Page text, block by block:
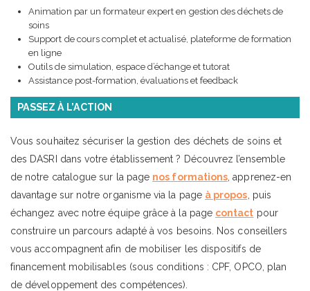
Animation par un formateur expert en gestion des déchets de
soins
Support de cours complet et actualisé, plateforme de formation
en ligne
Outils de simulation, espace d’échange et tutorat
Assistance post-formation, évaluations et feedback
PASSEZ À L’ACTION
Vous souhaitez sécuriser la gestion des déchets de soins et
des DASRI dans votre établissement ? Découvrez l’ensemble
de notre catalogue sur la page nos formations , apprenez-en
davantage sur notre organisme via la page à propos , puis
échangez avec notre équipe grâce à la page contact pour
construire un parcours adapté à vos besoins. Nos conseillers
vous accompagnent afin de mobiliser les dispositifs de
financement mobilisables (sous conditions : CPF, OPCO, plan
de développement des compétences).